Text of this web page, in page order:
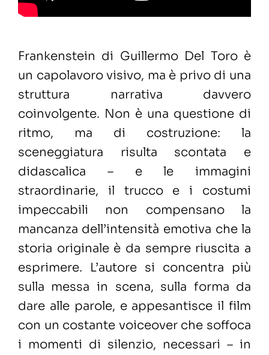
Frankenstein di Guillermo Del Toro è
un capolavoro visivo, ma è privo di una
struttura narrativa davvero
coinvolgente. Non è una questione di
ritmo, ma di costruzione: la
sceneggiatura risulta scontata e
didascalica – e le immagini
straordinarie, il trucco e i costumi
impeccabili non compensano la
mancanza dell’intensità emotiva che la
storia originale è da sempre riuscita a
esprimere. L’autore si concentra più
sulla messa in scena, sulla forma da
dare alle parole, e appesantisce il film
con un costante voiceover che soffoca
i momenti di silenzio, necessari – in